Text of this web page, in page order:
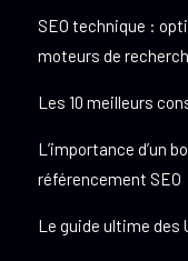
SEO technique :
moteurs de
Les 10 meilleurs
L’importance d’un
référencement SEO
Le guide ultime des